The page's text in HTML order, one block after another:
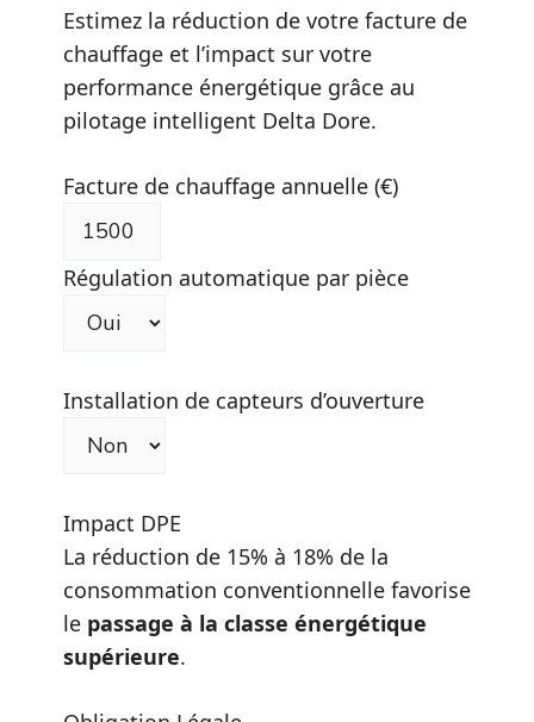
Estimez la réduction de votre facture de
chauffage et l’impact sur votre
performance énergétique grâce au
pilotage intelligent Delta Dore.
Facture de chauffage annuelle (€)
Régulation automatique par pièce
Installation de capteurs d’ouverture
Impact DPE
La réduction de 15% à 18% de la
consommation conventionnelle favorise
le passage à la classe énergétique
supérieure.